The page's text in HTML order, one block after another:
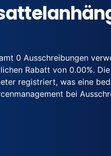
0 Ausschreibungen
Rabatt von 0.00%.
registriert, was eine
bei